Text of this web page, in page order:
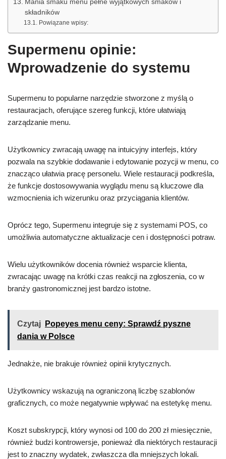
Mania smaku menu pełne wyjątkowych smaków i
składników
Powiązane wpisy:
Supermenu opinie:
Wprowadzenie do systemu
Supermenu to popularne narzędzie stworzone z myślą o
restauracjach, oferujące szereg funkcji, które ułatwiają
zarządzanie menu.
Użytkownicy zwracają uwagę na intuicyjny interfejs, który
pozwala na szybkie dodawanie i edytowanie pozycji w menu, co
znacząco ułatwia pracę personelu. Wiele restauracji podkreśla,
że funkcje dostosowywania wyglądu menu są kluczowe dla
wzmocnienia ich wizerunku oraz przyciągania klientów.
Oprócz tego, Supermenu integruje się z systemami POS, co
umożliwia automatyczne aktualizacje cen i dostępności potraw.
Wielu użytkowników docenia również wsparcie klienta,
zwracając uwagę na krótki czas reakcji na zgłoszenia, co w
branży gastronomicznej jest bardzo istotne.
Czytaj
Popeyes menu ceny: Sprawdź pyszne
dania w Polsce
Jednakże, nie brakuje również opinii krytycznych.
Użytkownicy wskazują na ograniczoną liczbę szablonów
graficznych, co może negatywnie wpływać na estetykę menu.
Koszt subskrypcji, który wynosi od 100 do 200 zł miesięcznie,
również budzi kontrowersje, ponieważ dla niektórych restauracji
jest to znaczny wydatek, zwłaszcza dla mniejszych lokali.